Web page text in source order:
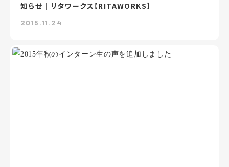
知らせ｜リタワークス【RITAWORKS】
2015.11.24